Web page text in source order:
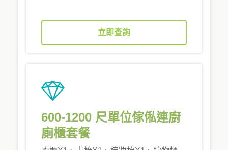
立即查詢
600-1200 尺單位傢俬連廚
廁櫃套餐